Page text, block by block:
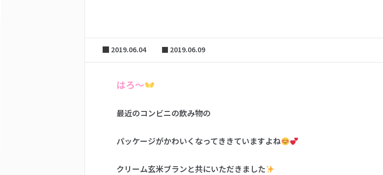
2019.06.04 2019.06.09
はろ～
最近のコンビニの飲み物の
パッケージがかわいくなってききていますよね
クリーム玄米ブランと共にいただきました